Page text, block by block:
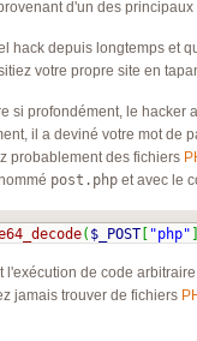
d'un des
hack depuis longtemps
votre propre site en
si profondément, le
il a deviné votre mot de
probablement des fichiers
post.php et avec le
( $_POST "php"
de code
jamais trouver de fichiers